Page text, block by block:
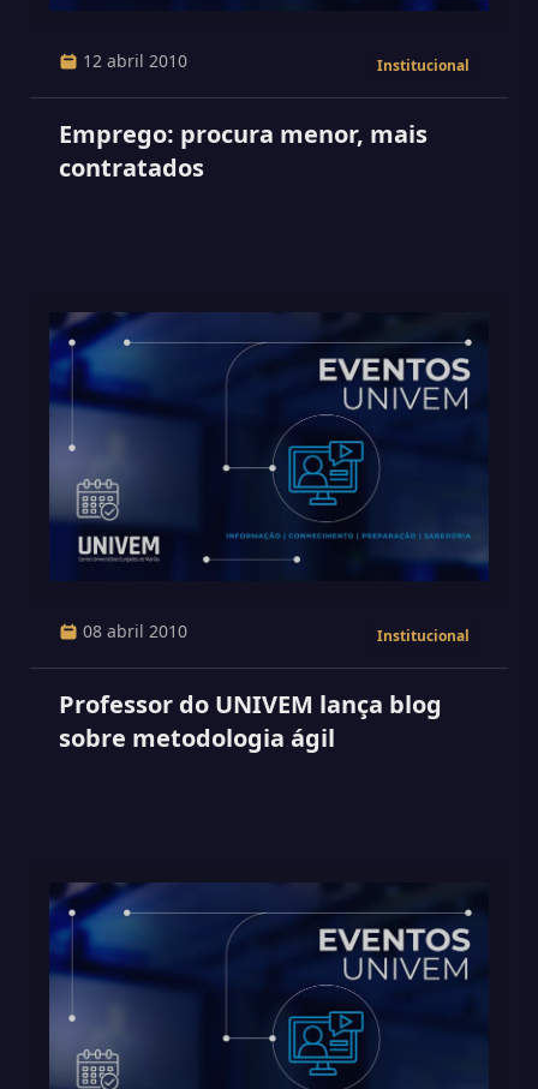
12 abril 2010 Institucional
Emprego: procura menor, mais
contratados
08 abril 2010 Institucional
Professor do UNIVEM lança blog
sobre metodologia ágil